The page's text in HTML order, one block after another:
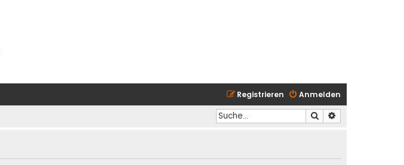
Anmelden
Registrieren
Suche